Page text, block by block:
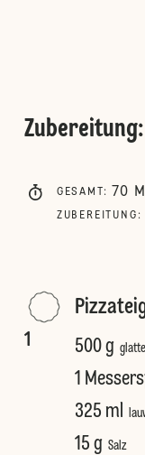
Zubereitung:
GESAMT : 70
ZUBEREITUNG :
1 500 g
1
325 ml
15 g Salz